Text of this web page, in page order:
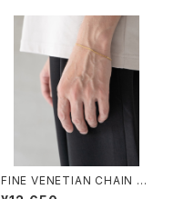
FINE VENETIAN CHAIN B
RACELET /4092-1/細ヴェ